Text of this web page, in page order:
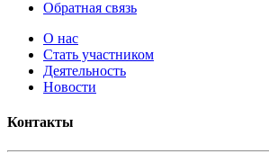
Обратная связь
О нас
Стать участником
Деятельность
Новости
Контакты